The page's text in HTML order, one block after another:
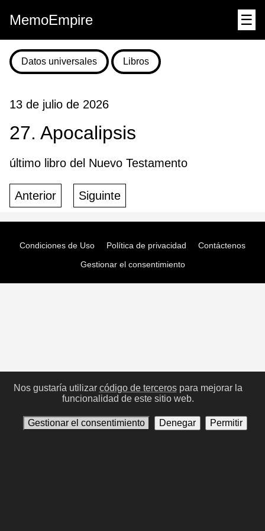
MemoEmpire ☰
Datos universales Libros
13 de julio de 2026
27. Apocalipsis
último libro del Nuevo Testamento
Anterior Siguinte
Condiciones de Uso Política de privacidad
Contáctenos
Gestionar el consentimiento
Nos gustaría utilizar código de tercerospara mejorar la
funcionalidad de este sitio web.
Gestionar el consentimiento Denegar Permitir